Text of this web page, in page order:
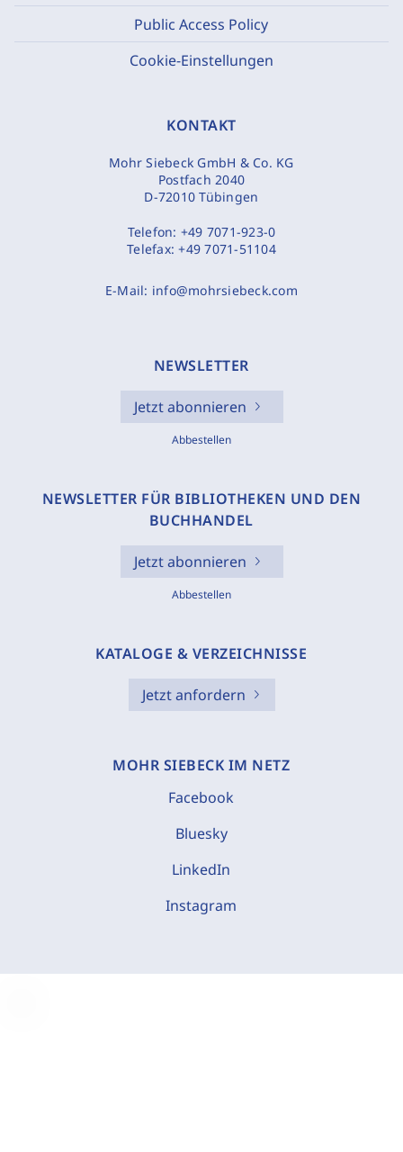
Public Access Policy
Cookie-Einstellungen
KONTAKT
Mohr Siebeck GmbH & Co. KG
Postfach 2040
D-72010 Tübingen
Telefon: +49 7071-923-0
Telefax:+49 7071-51104
E-Mail: info@mohrsiebeck.com
NEWSLETTER
Jetzt abonnieren
Abbestellen
NEWSLETTER FÜR BIBLIOTHEKEN UND DEN
BUCHHANDEL
Jetzt abonnieren
Abbestellen
KATALOGE & VERZEICHNISSE
Jetzt anfordern
MOHR SIEBECK IM NETZ
Facebook
Bluesky
LinkedIn
Instagram